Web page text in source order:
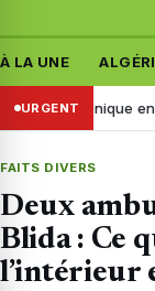
À LA UNE
URGENTen
FAITS DIVERS
Deux
Blida : Ce
l’intérieur